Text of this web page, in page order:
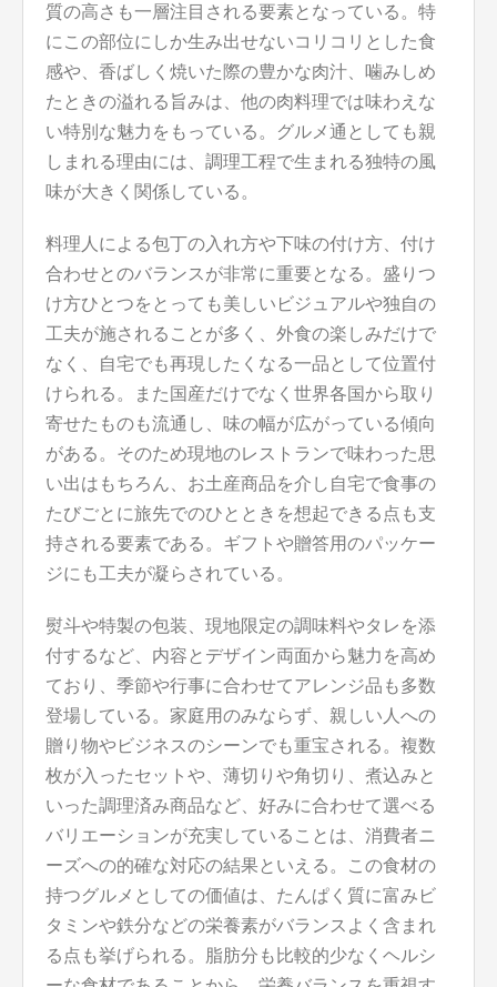
質の高さも一層注目される要素となっている。特
にこの部位にしか生み出せないコリコリとした食
感や、香ばしく焼いた際の豊かな肉汁、噛みしめ
たときの溢れる旨みは、他の肉料理では味わえな
い特別な魅力をもっている。グルメ通としても親
しまれる理由には、調理工程で生まれる独特の風
味が大きく関係している。
料理人による包丁の入れ方や下味の付け方、付け
合わせとのバランスが非常に重要となる。盛りつ
け方ひとつをとっても美しいビジュアルや独自の
工夫が施されることが多く、外食の楽しみだけで
なく、自宅でも再現したくなる一品として位置付
けられる。また国産だけでなく世界各国から取り
寄せたものも流通し、味の幅が広がっている傾向
がある。そのため現地のレストランで味わった思
い出はもちろん、お土産商品を介し自宅で食事の
たびごとに旅先でのひとときを想起できる点も支
持される要素である。ギフトや贈答用のパッケー
ジにも工夫が凝らされている。
熨斗や特製の包装、現地限定の調味料やタレを添
付するなど、内容とデザイン両面から魅力を高め
ており、季節や行事に合わせてアレンジ品も多数
登場している。家庭用のみならず、親しい人への
贈り物やビジネスのシーンでも重宝される。複数
枚が入ったセットや、薄切りや角切り、煮込みと
いった調理済み商品など、好みに合わせて選べる
バリエーションが充実していることは、消費者ニ
ーズへの的確な対応の結果といえる。この食材の
持つグルメとしての価値は、たんぱく質に富みビ
タミンや鉄分などの栄養素がバランスよく含まれ
る点も挙げられる。脂肪分も比較的少なくヘルシ